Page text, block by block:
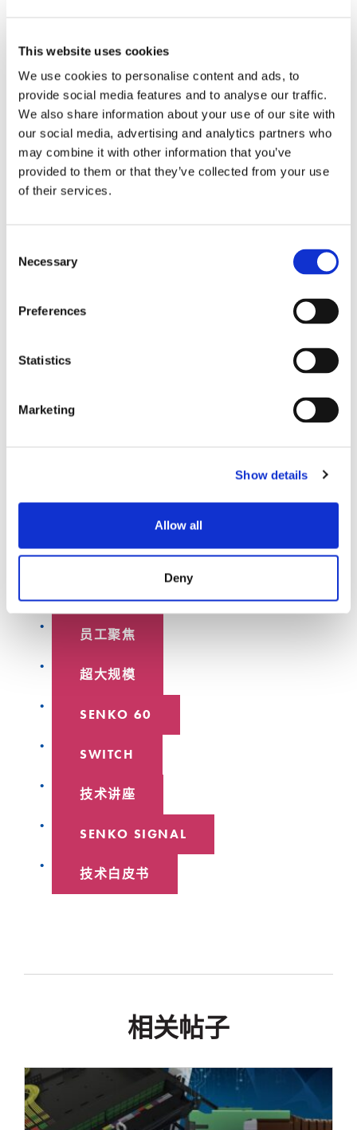
This website uses cookies
We use cookies to personalise content and ads, to
provide social media features and to analyse our traffic.
We also share information about your use of our site with
our social media, advertising and analytics partners who
may combine it with other information that you’ve
provided to them or that they’ve collected from your use
of their services.
Selection
Necessary
Preferences
Statistics
Marketing
Show details
Allow all
Deny
Senko Advanced Components, Inc.
(+1-508-481-9999)
联系人-Simone Baldassarri, Marketing Manager
博客文章
员工聚焦
超大规模
SENKO 60
SWITCH
技术讲座
SENKO SIGNAL
技术白皮书
相关帖子